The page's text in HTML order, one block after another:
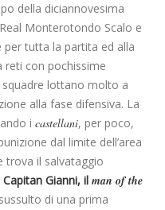
della diciannovesima
Monterotondo Scalo e
per tutta la partita ed alla
reti con pochissime
lottano molto a
alla fase difensiva. La
i castellani, per poco,
dal limite dell’area
trova il salvataggio
Capitan Gianni, il man of the
di una prima